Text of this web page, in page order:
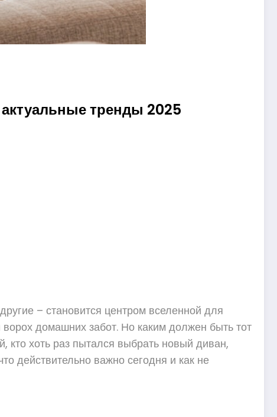
тренды 2025
– становится центром вселенной для
домашних забот. Но каким должен быть тот
хоть раз пытался выбрать новый диван,
действительно важно сегодня и как не